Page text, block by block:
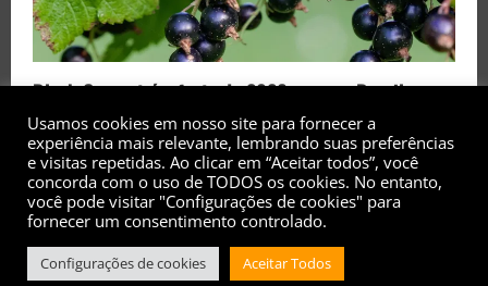
Black Currant é a fruta de 2026 rara no Brasil
Redação MC 0
Copyright© 2017 - 2026 - Todos os direitos
Usamos cookies em nosso site para fornecer a
experiência mais relevante, lembrando suas preferências
e visitas repetidas. Ao clicar em “Aceitar todos”, você
concorda com o uso de TODOS os cookies. No entanto,
você pode visitar "Configurações de cookies" para
fornecer um consentimento controlado.
Configurações de cookies Aceitar Todos